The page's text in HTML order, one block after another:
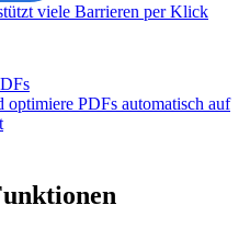
viele Barrieren per Klick
optimiere PDFs automatisch auf